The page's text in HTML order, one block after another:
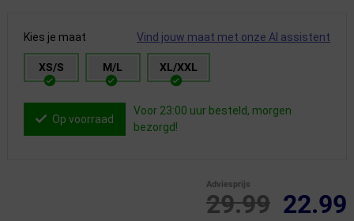
Kies je maat Vind jouw maat met onze AI assistent
XS/S M/L XL/XXL
Op voorraad
Voor 23:00 uur besteld, morgen
bezorgd!
29.99
Adviesprijs
22.99